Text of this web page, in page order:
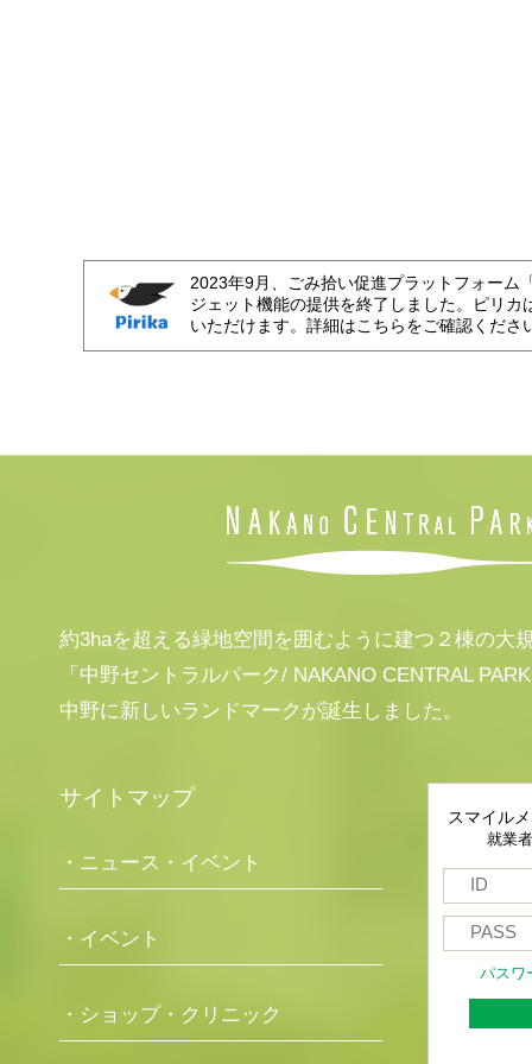
2023年9月、ごみ拾い促進プラットフォーム
ジェット機能の提供を終了しました。ピリカ
いただけます。詳細はこちらをご確認くださ
約3haを超える緑地空間を囲むように建つ２棟の大
「中野セントラルパーク/ NAKANO CENTRAL
中野に新しいランドマークが誕生しました。
サイトマップ
・ニュース・イベント
・イベント
・ショップ・クリニック
スマイル
就業
パスワ